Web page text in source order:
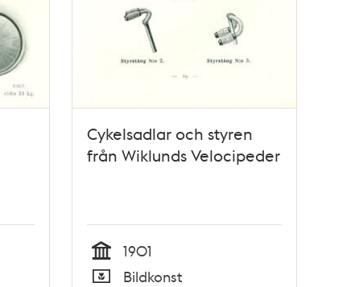
Cykelsadlar och styren
från Wiklunds Velocipeder
Tid
1901
Bildkonst